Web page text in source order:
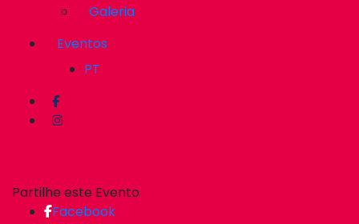
Galeria
Eventos
PT
Partilhe este Evento
Facebook